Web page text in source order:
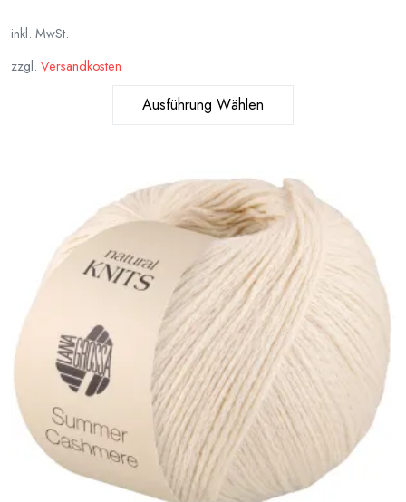
inkl. MwSt.
zzgl. Versandkosten
Ausführung Wählen